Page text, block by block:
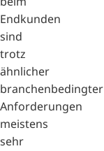
Endkunden
sind
trotz
ähnlicher
branchenbedingter
Anforderungen
meistens
sehr